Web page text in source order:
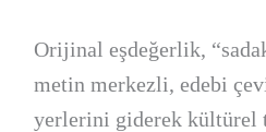
Orijinal eşdeğerlik,
metin merkezli, edebi
yerlerini giderek kültürel